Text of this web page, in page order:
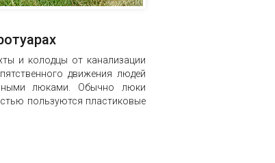
и колодцы от канализации
движения людей
люками. Обычно люки
пользуются пластиковые